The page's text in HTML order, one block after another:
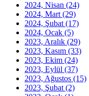
2024, Nisan (24)
2024, Mart (29)
2024, Şubat (17)
2024, Ocak (5)
2023, Aralık (29)
2023, Kasım (33)
2023, Ekim (24)
2023, Eylül (37)
2023, Ağustos (15)
2023, Şubat (2)